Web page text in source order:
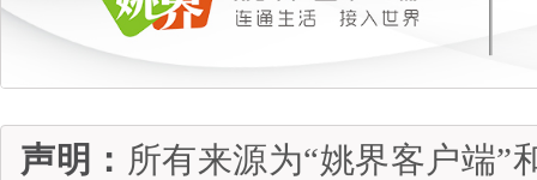
声明： 所有来源为“姚界客户端”